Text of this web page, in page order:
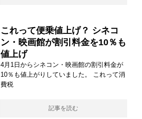
これって便乗値上げ？ シネコ
ン・映画館が割引料金を10％も
値上げ
4月1日からシネコン・映画館の割引料金が
10％も値上がりしていました。 これって消
費税
記事を読む